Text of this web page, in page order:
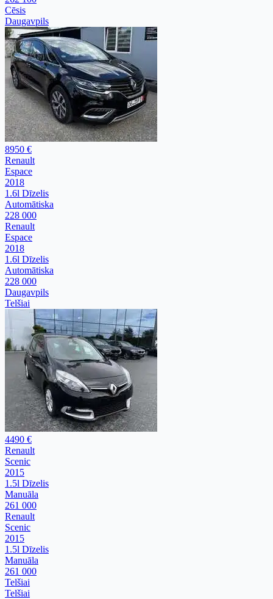
Cēsis
Daugavpils
8950 €
Renault
Espace
2018
1.6l Dīzelis
Automātiska
228 000
Renault
Espace
2018
1.6l Dīzelis
Automātiska
228 000
Daugavpils
Telšiai
4490 €
Renault
Scenic
2015
1.5l Dīzelis
Manuāla
261 000
Renault
Scenic
2015
1.5l Dīzelis
Manuāla
261 000
Telšiai
Telšiai